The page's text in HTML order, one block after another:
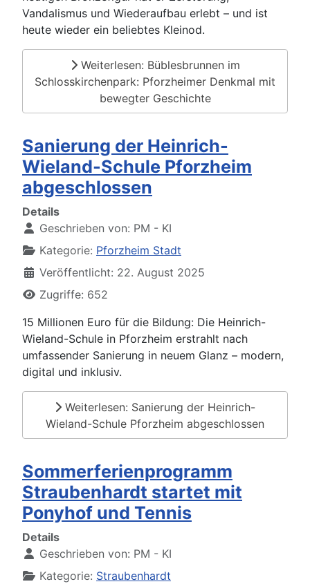
Vandalismus und Wiederaufbau erlebt – und ist
heute wieder ein beliebtes Kleinod.
Weiterlesen: Büblesbrunnen im
Schlosskirchenpark: Pforzheimer Denkmal mit
bewegter Geschichte
Sanierung der Heinrich-
Wieland-Schule Pforzheim
abgeschlossen
Details
Geschrieben von: PM - KI
Kategorie: Pforzheim Stadt
Veröffentlicht: 22. August 2025
Zugriffe: 652
15 Millionen Euro für die Bildung: Die Heinrich-
Wieland-Schule in Pforzheim erstrahlt nach
umfassender Sanierung in neuem Glanz – modern,
digital und inklusiv.
Weiterlesen: Sanierung der Heinrich-
Wieland-Schule Pforzheim abgeschlossen
Sommerferienprogramm
Straubenhardt startet mit
Ponyhof und Tennis
Details
Geschrieben von: PM - KI
Kategorie: Straubenhardt